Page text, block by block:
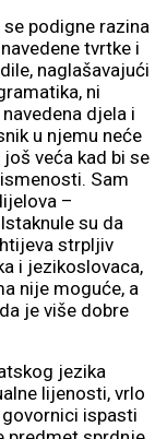
podigne razina
tvrtke i
naglašavajući
ni
djela i
u njemu neće
veća kad bi se
Sam
–
su da
strpljiv
i jezikoslovaca,
nije moguće, a
je više dobre
jezika
lijenosti, vrlo
ispasti